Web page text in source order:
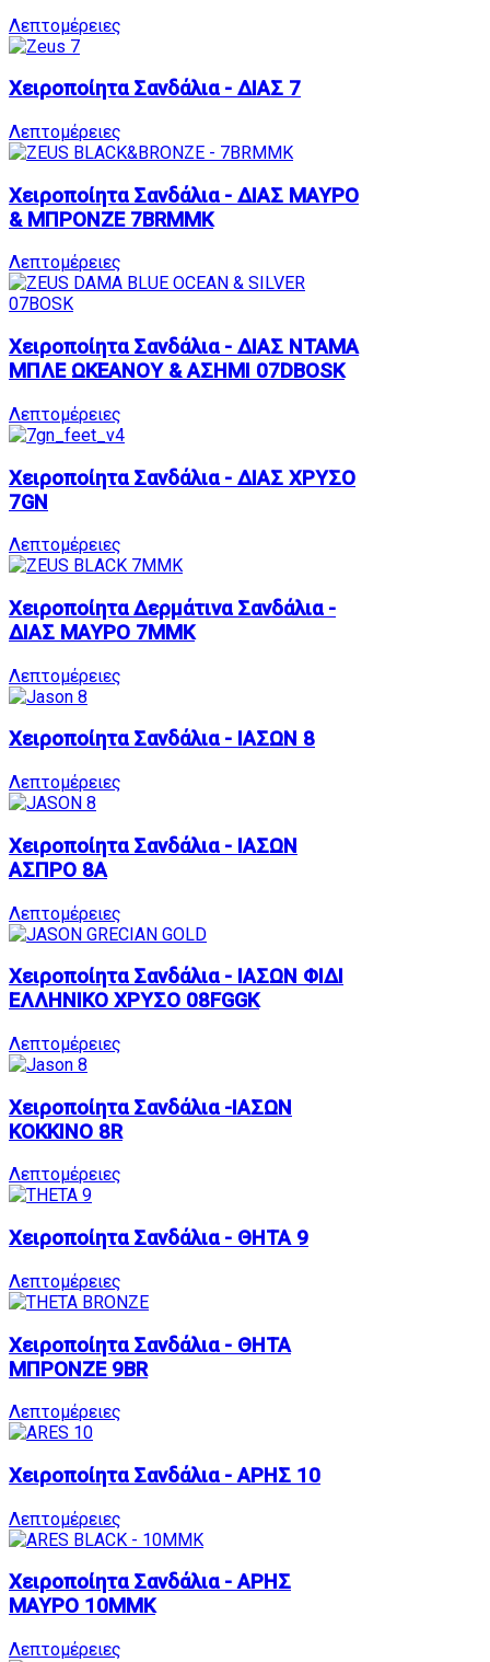
Λεπτομέρειες
Χειροποίητα Σανδάλια - ΔΙΑΣ 7
Λεπτομέρειες
Χειροποίητα Σανδάλια - ΔΙΑΣ ΜΑΥΡΟ
& ΜΠΡΟΝΖΕ 7BRMMK
Λεπτομέρειες
Χειροποίητα Σανδάλια - ΔΙΑΣ ΝΤΑΜΑ
ΜΠΛΕ ΩΚΕΑΝΟΥ & ΑΣΗΜΙ 07DBOSK
Λεπτομέρειες
Χειροποίητα Σανδάλια - ΔΙΑΣ ΧΡΥΣΟ
7GN
Λεπτομέρειες
Χειροποίητα Δερμάτινα Σανδάλια -
ΔΙΑΣ ΜΑΥΡΟ 7MMK
Λεπτομέρειες
Χειροποίητα Σανδάλια - ΙΑΣΩΝ 8
Λεπτομέρειες
Χειροποίητα Σανδάλια - ΙΑΣΩΝ
ΑΣΠΡΟ 8A
Λεπτομέρειες
Χειροποίητα Σανδάλια - ΙΑΣΩΝ ΦΙΔΙ
ΕΛΛΗΝΙΚΟ ΧΡΥΣΟ 08FGGK
Λεπτομέρειες
Χειροποίητα Σανδάλια -ΙΑΣΩΝ
ΚΟΚΚΙΝΟ 8R
Λεπτομέρειες
Χειροποίητα Σανδάλια - ΘΗΤΑ 9
Λεπτομέρειες
Χειροποίητα Σανδάλια - ΘΗΤΑ
ΜΠΡΟΝΖΕ 9BR
Λεπτομέρειες
Χειροποίητα Σανδάλια - ΑΡΗΣ 10
Λεπτομέρειες
Χειροποίητα Σανδάλια - ΑΡΗΣ
ΜΑΥΡΟ 10MMK
Λεπτομέρειες